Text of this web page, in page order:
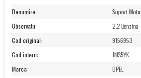
Denumire:
Suport
Observatii:
2.2 Benzina
Cod original:
9156953
Cod intern:
1MS5YK
Marca:
OPEL